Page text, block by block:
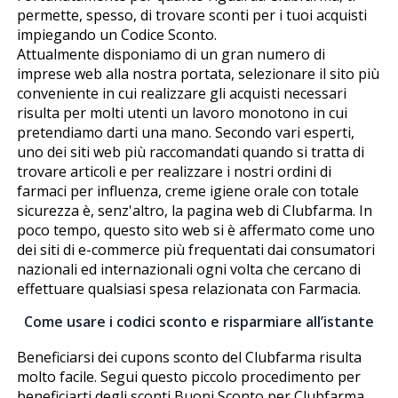
permette, spesso, di trovare sconti per i tuoi acquisti
impiegando un Codice Sconto.
Attualmente disponiamo di un gran numero di
imprese web alla nostra portata, selezionare il sito più
conveniente in cui realizzare gli acquisti necessari
risulta per molti utenti un lavoro monotono in cui
pretendiamo darti una mano. Secondo vari esperti,
uno dei siti web più raccomandati quando si tratta di
trovare articoli e per realizzare i nostri ordini di
farmaci per influenza, creme igiene orale con totale
sicurezza è, senz'altro, la pagina web di Clubfarma. In
poco tempo, questo sito web si è affermato come uno
dei siti di e-commerce più frequentati dai consumatori
nazionali ed internazionali ogni volta che cercano di
effettuare qualsiasi spesa relazionata con Farmacia.
Come usare i codici sconto e risparmiare all’istante
Beneficiarsi dei cupons sconto del Clubfarma risulta
molto facile. Segui questo piccolo procedimento per